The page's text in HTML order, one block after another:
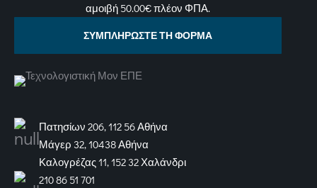
αμοιβή 50.00€ πλέον ΦΠΑ.
ΣΥΜΠΛΗΡΩΣΤΕ ΤΗ ΦΟΡΜΑ
Πατησίων 206, 112 56 Αθήνα
Μάγερ 32, 10438 Αθήνα
Καλογρέζας 11, 152 32 Χαλάνδρι
210 86 51 701